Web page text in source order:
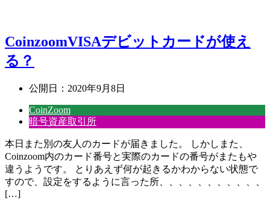
CoinzoomVISAデビットカードが使え
る？
公開日： 2020年9月8日
CoinZoom
暗号資産取引所
本日また別の友人のカードが届きました。 しかしまた、
Coinzoom内のカード番号と実際のカードの番号がまたもや
違うようです。 とりあえず何が起きるかわからない状態で
すので、設定をするように言った所、、、、、、、、、、、
[…]